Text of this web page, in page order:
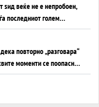
ѕид веќе не е непробоен,
последниот голем
повторно „разговара“
моменти се поопасни
закани